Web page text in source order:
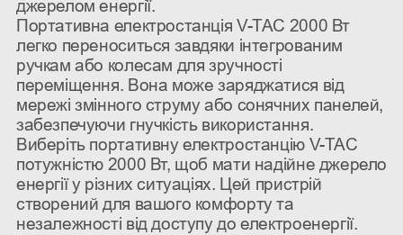
джерелом енергії.
Портативна електростанція V-TAC 2000 Вт
легко переноситься завдяки інтегрованим
ручкам або колесам для зручності
переміщення. Вона може заряджатися від
мережі змінного струму або сонячних панелей,
забезпечуючи гнучкість використання.
Виберіть портативну електростанцію V-TAC
потужністю 2000 Вт, щоб мати надійне джерело
енергії у різних ситуаціях. Цей пристрій
створений для вашого комфорту та
незалежності від доступу до електроенергії.